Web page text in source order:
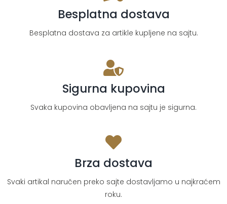
Besplatna dostava
Besplatna dostava za artikle kupljene na sajtu.
Sigurna kupovina
Svaka kupovina obavljena na sajtu je sigurna.
Brza dostava
Svaki artikal naručen preko sajte dostavljamo u najkraćem
roku.